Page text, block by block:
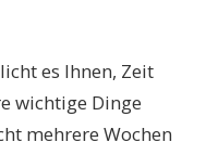
es Ihnen, Zeit
wichtige Dinge
mehrere Wochen